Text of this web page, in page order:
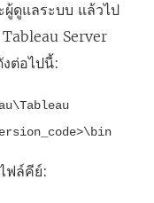
ผู้ดูแลระบบ แล้วไป
Server
งต่อไปนี้:
ฟล์คีย์: